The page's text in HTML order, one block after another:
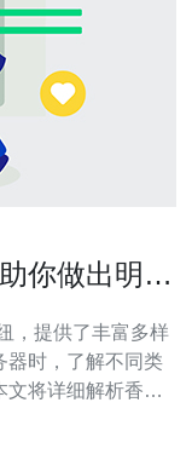
你做出明智
器时，了解不同类
文将详细解析香港